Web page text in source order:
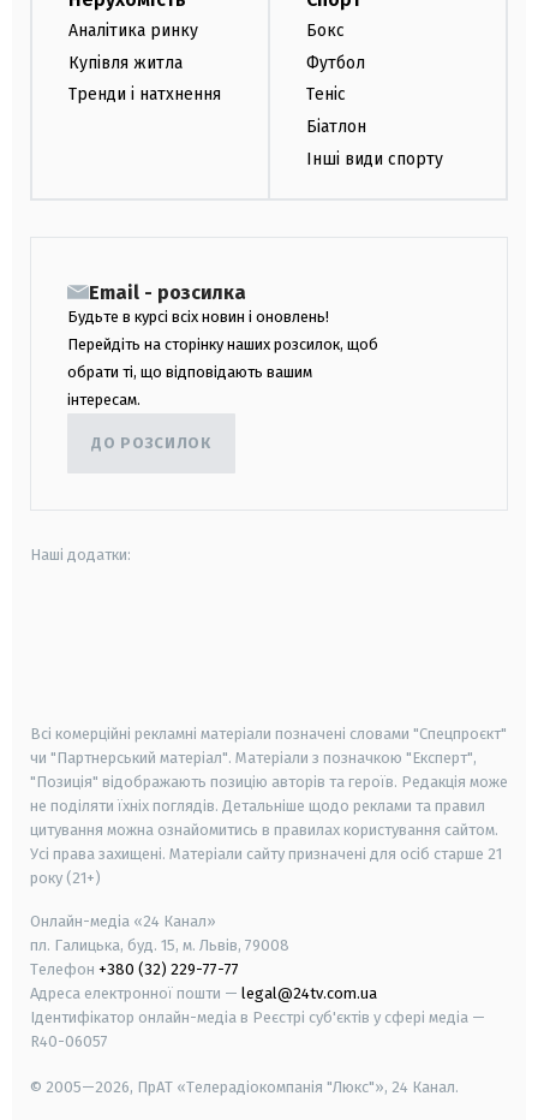
Аналітика ринку
Купівля житла
Тренди і натхнення
Бокс
Футбол
Теніс
Біатлон
Інші види спорту
Email - розсилка
Будьте в курсі всіх новин і оновлень!
Перейдіть на сторінку наших розсилок, щоб
обрати ті, що відповідають вашим
інтересам.
ДО РОЗСИЛОК
Наші додатки:
Всі комерційні рекламні матеріали позначені словами "Спецпроєкт"
чи "Партнерський матеріал". Матеріали з позначкою "Експерт",
"Позиція" відображають позицію авторів та героїв. Редакція може
не поділяти їхніх поглядів. Детальніше щодо реклами та правил
цитування можна ознайомитись в правилах користування сайтом.
Усі права захищені. Матеріали сайту призначені для осіб старше 21
року (21+)
Онлайн-медіа «24 Канал»
пл. Галицька, буд. 15, м. Львів, 79008
Телефон +380 (32) 229-77-77
Адреса електронної пошти — legal@24tv.com.ua
Ідентифікатор онлайн-медіа в Реєстрі суб'єктів у сфері медіа —
R40-06057
© 2005—2026, ПрАТ «Телерадіокомпанія "Люкс"», 24 Канал.